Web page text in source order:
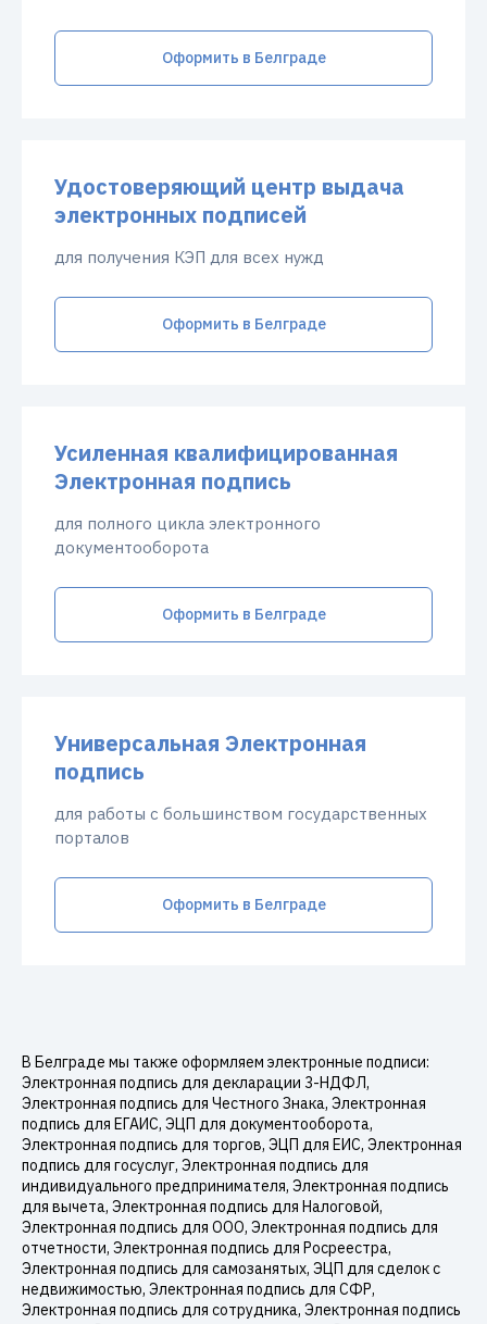
Оформить в Белграде
Удостоверяющий центр выдача
электронных подписей
для получения КЭП для всех нужд
Оформить в Белграде
Усиленная квалифицированная
Электронная подпись
для полного цикла электронного
документооборота
Оформить в Белграде
Универсальная Электронная
подпись
для работы с большинством государственных
порталов
Оформить в Белграде
В Белграде мы также оформляем электронные подписи:
Электронная подпись для декларации 3-НДФЛ,
Электронная подпись для Честного Знака, Электронная
подпись для ЕГАИС, ЭЦП для документооборота,
Электронная подпись для торгов, ЭЦП для ЕИС, Электронная
подпись для госуслуг, Электронная подпись для
индивидуального предпринимателя, Электронная подпись
для вычета, Электронная подпись для Налоговой,
Электронная подпись для ООО, Электронная подпись для
отчетности, Электронная подпись для Росреестра,
Электронная подпись для самозанятых, ЭЦП для сделок с
недвижимостью, Электронная подпись для СФР,
Электронная подпись для сотрудника, Электронная подпись